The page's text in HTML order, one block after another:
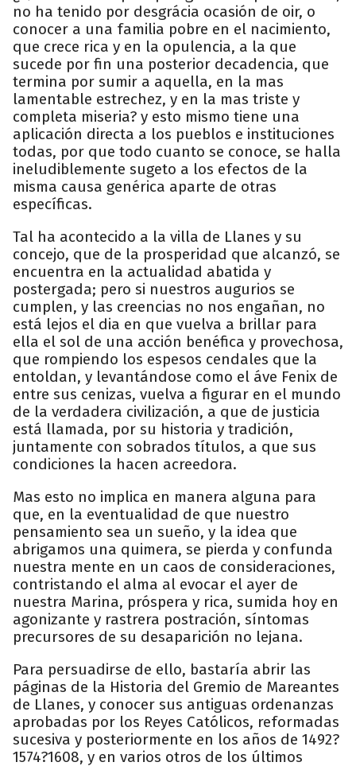
no ha tenido por desgrácia ocasión de oir, o
conocer a una familia pobre en el nacimiento,
que crece rica y en la opulencia, a la que
sucede por fin una posterior decadencia, que
termina por sumir a aquella, en la mas
lamentable estrechez, y en la mas triste y
completa miseria? y esto mismo tiene una
aplicación directa a los pueblos e instituciones
todas, por que todo cuanto se conoce, se halla
ineludiblemente sugeto a los efectos de la
misma causa genérica aparte de otras
específicas.
Tal ha acontecido a la villa de Llanes y su
concejo, que de la prosperidad que alcanzó, se
encuentra en la actualidad abatida y
postergada; pero si nuestros augurios se
cumplen, y las creencias no nos engañan, no
está lejos el dia en que vuelva a brillar para
ella el sol de una acción benéfica y provechosa,
que rompiendo los espesos cendales que la
entoldan, y levantándose como el áve Fenix de
entre sus cenizas, vuelva a figurar en el mundo
de la verdadera civilización, a que de justicia
está llamada, por su historia y tradición,
juntamente con sobrados títulos, a que sus
condiciones la hacen acreedora.
Mas esto no implica en manera alguna para
que, en la eventualidad de que nuestro
pensamiento sea un sueño, y la idea que
abrigamos una quimera, se pierda y confunda
nuestra mente en un caos de consideraciones,
contristando el alma al evocar el ayer de
nuestra Marina, próspera y rica, sumida hoy en
agonizante y rastrera postración, síntomas
precursores de su desaparición no lejana.
Para persuadirse de ello, bastaría abrir las
páginas de la Historia del Gremio de Mareantes
de Llanes, y conocer sus antiguas ordenanzas
aprobadas por los Reyes Católicos, reformadas
sucesiva y posteriormente en los años de 1492?
1574?1608, y en varios otros de los últimos